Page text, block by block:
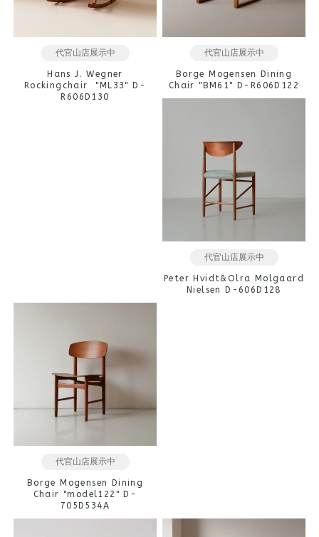
代官山店展示中
Hans J. Wegner
Rockingchair "ML33" D-
R606D130
代官山店展示中
Borge Mogensen Dining
Chair "BM61" D-R606D122
代官山店展示中
Peter Hvidt&Olra Molgaard
Nielsen D-606D128
代官山店展示中
Borge Mogensen Dining
Chair "model122" D-
705D534A